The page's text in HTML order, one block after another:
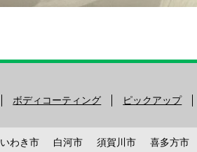
ボディコーティング ピックアップ
いわき市 白河市 須賀川市 喜多方市